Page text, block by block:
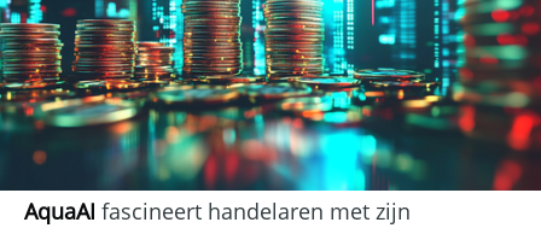
AquaAI fascineert handelaren met zijn